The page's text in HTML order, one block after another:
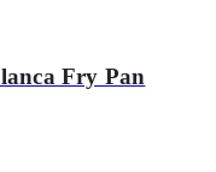
Fry Pan